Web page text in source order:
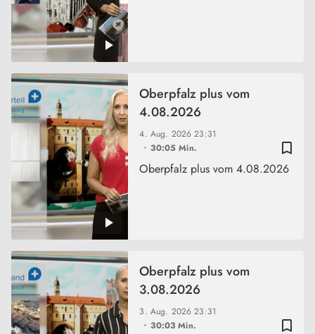
bookmark_border
4. Aug. 202623:31
30:05 Min.
Oberpfalz plus vom
4.08.2026
Oberpfalz plus vom 4.08.2026
bookmark_border
3. Aug. 202623:31
30:03 Min.
Oberpfalz plus vom
3.08.2026